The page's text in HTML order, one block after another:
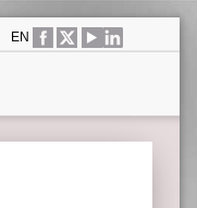
EN